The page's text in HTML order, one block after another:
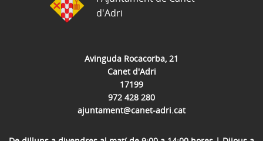
Avinguda Rocacorba, 21
Canet d'Adri
17199
972 428 280
ajuntament@canet-adri.cat
d'Adri